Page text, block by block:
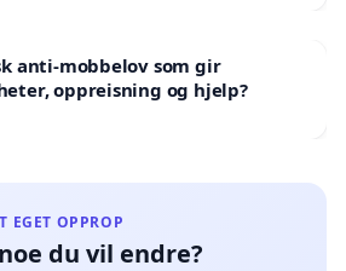
anti-mobbelov som gir
oppreisning og hjelp?
EGET OPPROP
du vil endre?